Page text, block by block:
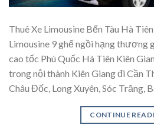
Thuê Xe Limousine Bến Tàu Hà
Limousine 9 ghế ngồi hạng thương
cao tốc Phú Quốc Hà Tiên Kiên
trong nội thành Kiên Giang đi Cần
Châu Đốc, Long Xuyên, Sóc Trăng,
CONTINUE